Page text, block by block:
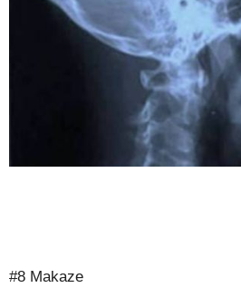
#8 Makaze